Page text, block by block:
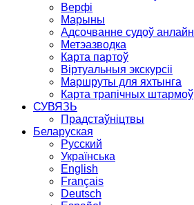
Верфі
Марыны
Адсочванне судоў анлайн
Метэазводка
Карта партоў
Віртуальныя экскурсіі
Маршруты для яхтынга
Карта трапічных штармоў
СУВЯЗЬ
Прадстаўніцтвы
Беларуская
Русский
Українська
English
Français
Deutsch